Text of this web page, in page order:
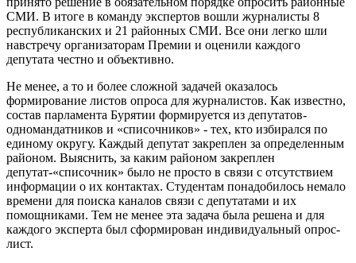
СМИ. В итоге в команду экспертов вошли журналисты 8
республиканских и 21 районных СМИ. Все они легко шли
навстречу организаторам Премии и оценили каждого
депутата честно и объективно.
Не менее, а то и более сложной задачей оказалось
формирование листов опроса для журналистов. Как известно,
состав парламента Бурятии формируется из депутатов-
одномандатников и «списочников» - тех, кто избирался по
единому округу. Каждый депутат закреплен за определенным
районом. Выяснить, за каким районом закреплен
депутат-«списочник» было не просто в связи с отсутствием
информации о их контактах. Студентам понадобилось немало
времени для поиска каналов связи с депутатами и их
помощниками. Тем не менее эта задача была решена и для
каждого эксперта был сформирован индивидуальный опрос-
лист.